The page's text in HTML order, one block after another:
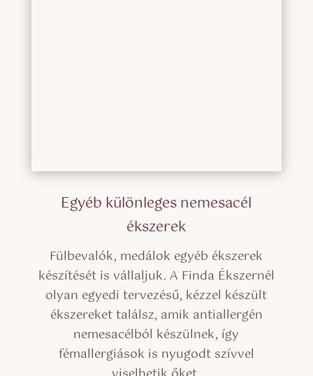
Egyéb különleges nemesacél
ékszerek
Fülbevalók, medálok egyéb ékszerek
készítését is vállaljuk. A Finda Ékszernél
olyan egyedi tervezésű, kézzel készült
ékszereket találsz, amik antiallergén
nemesacélból készülnek, így
fémallergiások is nyugodt szívvel